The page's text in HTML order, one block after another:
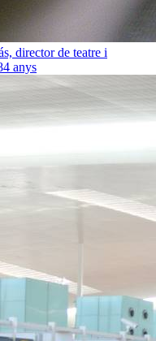
director de teatre i
anys